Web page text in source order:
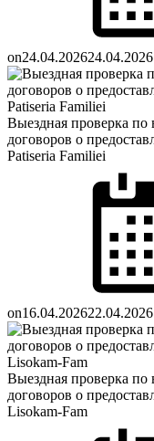
on24.04.202624.04.2026
Выездная проверка по
договоров о
Patiseria Familiei
on16.04.202622.04.2026
Выездная проверка по
договоров о
Lisokam-Fam